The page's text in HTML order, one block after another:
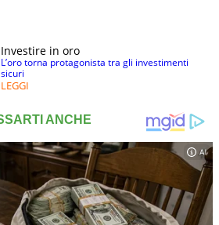
Investire in oro
L’oro torna protagonista tra gli investimenti
sicuri
LEGGI